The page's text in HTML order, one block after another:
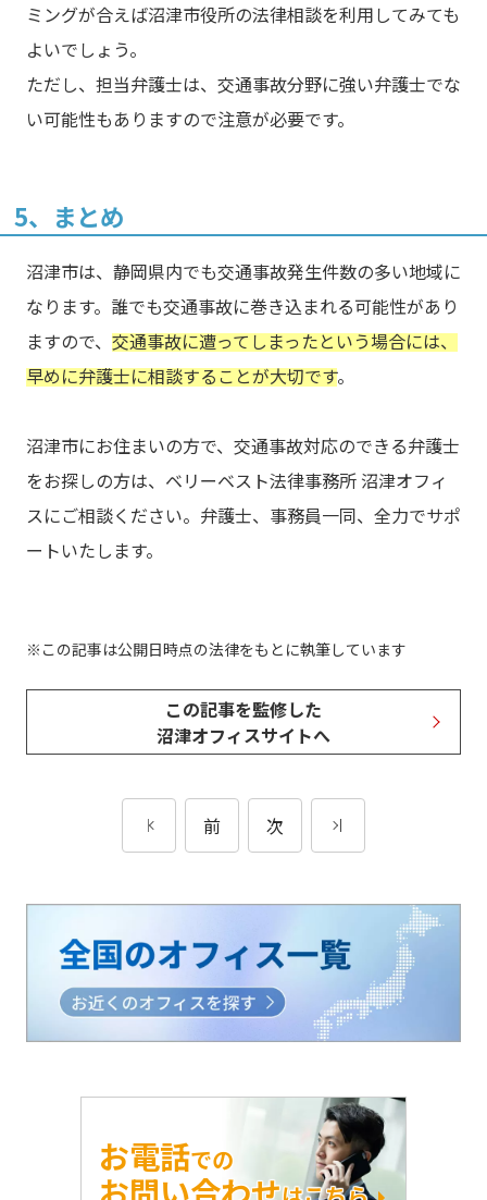
ミングが合えば沼津市役所の法律相談を利用してみても
よいでしょう。
ただし、担当弁護士は、交通事故分野に強い弁護士でな
い可能性もありますので注意が必要です。
5、まとめ
沼津市は、静岡県内でも交通事故発生件数の多い地域に
なります。誰でも交通事故に巻き込まれる可能性があり
ますので、 交通事故に遭ってしまったという場合には、
早めに弁護士に相談することが大切です。
沼津市にお住まいの方で、交通事故対応のできる弁護士
をお探しの方は、ベリーベスト法律事務所 沼津オフィ
スにご相談ください。弁護士、事務員一同、全力でサポ
ートいたします。
この記事は公開日時点の法律をもとに執筆しています
この記事を監修した
沼津オフィスサイトへ
前 次
お電話での